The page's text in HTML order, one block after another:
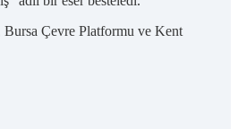
Bursa Çevre Platformu ve Kent